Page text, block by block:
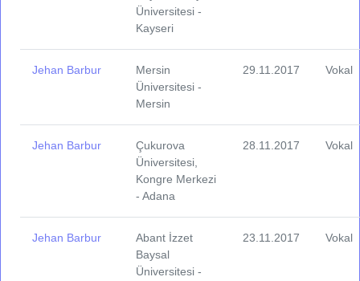
Üniversitesi -
Kayseri
Jehan Barbur
Mersin
Üniversitesi -
Mersin
29.11.2017 Vokal
Jehan Barbur
Çukurova
Üniversitesi,
Kongre Merkezi
- Adana
28.11.2017 Vokal
Jehan Barbur
Abant İzzet
Baysal
Üniversitesi -
23.11.2017 Vokal